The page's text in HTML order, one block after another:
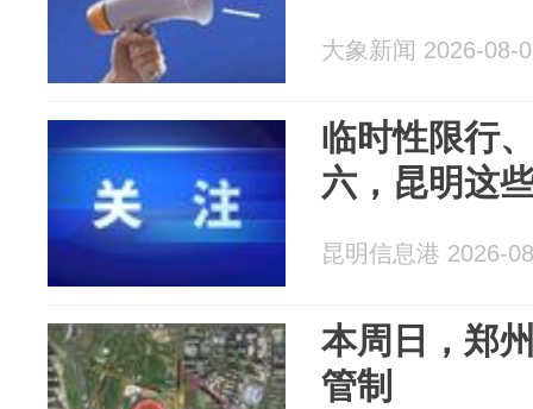
大象新闻 2026-08-
临时性限行
六，昆明这
昆明信息港 2026-
本周日，郑
管制